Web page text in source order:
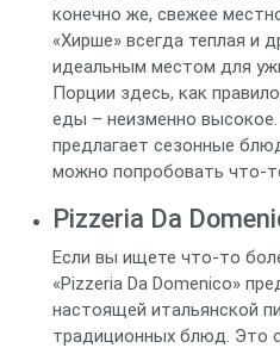
конечно же, свежее
«Хирше» всегда теплая и
идеальным местом для
Порции здесь, как
еды – неизменно
предлагает сезонные
можно попробовать что-
Pizzeria Da
Если вы ищете что-то
«Pizzeria Da Domenico»
настоящей итальянской
традиционных блюд. Это